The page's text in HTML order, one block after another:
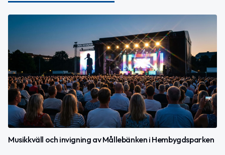
Musikkväll och invigning av Mållebänken i Hembygdsparken